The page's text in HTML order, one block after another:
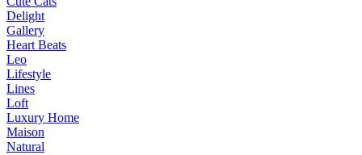
Delight
Gallery
Heart Beats
Leo
Lifestyle
Lines
Loft
Luxury Home
Maison
Natural